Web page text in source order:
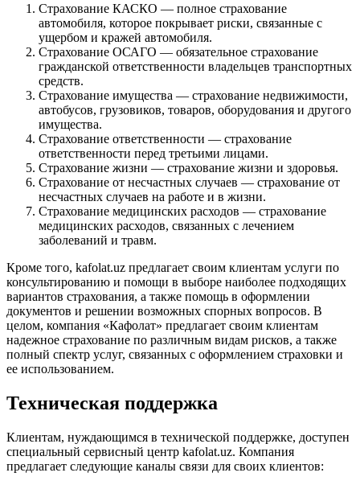
Страхование КАСКО — полное страхование
автомобиля, которое покрывает риски, связанные с
ущербом и кражей автомобиля.
Страхование ОСАГО — обязательное страхование
гражданской ответственности владельцев транспортных
средств.
Страхование имущества — страхование недвижимости,
автобусов, грузовиков, товаров, оборудования и другого
имущества.
Страхование ответственности — страхование
ответственности перед третьими лицами.
Страхование жизни — страхование жизни и здоровья.
Страхование от несчастных случаев — страхование от
несчастных случаев на работе и в жизни.
Страхование медицинских расходов — страхование
медицинских расходов, связанных с лечением
заболеваний и травм.
Кроме того, kafolat.uz предлагает своим клиентам услуги по
консультированию и помощи в выборе наиболее подходящих
вариантов страхования, а также помощь в оформлении
документов и решении возможных спорных вопросов. В
целом, компания «Кафолат» предлагает своим клиентам
надежное страхование по различным видам рисков, а также
полный спектр услуг, связанных с оформлением страховки и
ее использованием.
Техническая поддержка
Клиентам, нуждающимся в технической поддержке, доступен
специальный сервисный центр kafolat.uz. Компания
предлагает следующие каналы связи для своих клиентов: